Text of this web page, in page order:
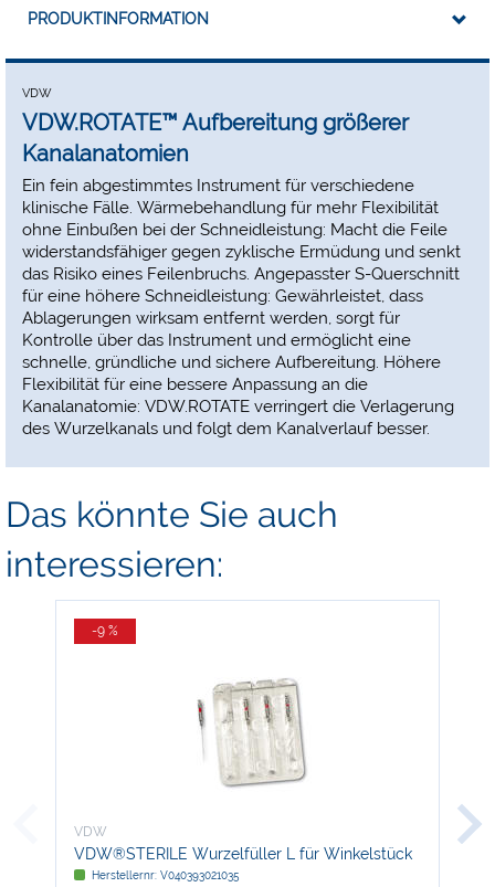
PRODUKTINFORMATION
VDW
VDW.ROTATE™ Aufbereitung größerer
Kanalanatomien
Ein fein abgestimmtes Instrument für verschiedene
klinische Fälle. Wärmebehandlung für mehr Flexibilität
ohne Einbußen bei der Schneidleistung: Macht die Feile
widerstandsfähiger gegen zyklische Ermüdung und senkt
das Risiko eines Feilenbruchs. Angepasster S-Querschnitt
für eine höhere Schneidleistung: Gewährleistet, dass
Ablagerungen wirksam entfernt werden, sorgt für
Kontrolle über das Instrument und ermöglicht eine
schnelle, gründliche und sichere Aufbereitung. Höhere
Flexibilität für eine bessere Anpassung an die
Kanalanatomie: VDW.ROTATE verringert die Verlagerung
des Wurzelkanals und folgt dem Kanalverlauf besser.
Das könnte Sie auch
interessieren:
-9 %
VDW
VDW®STERILE Wurzelfüller L für Winkelstück
Herstellernr: V040393021035